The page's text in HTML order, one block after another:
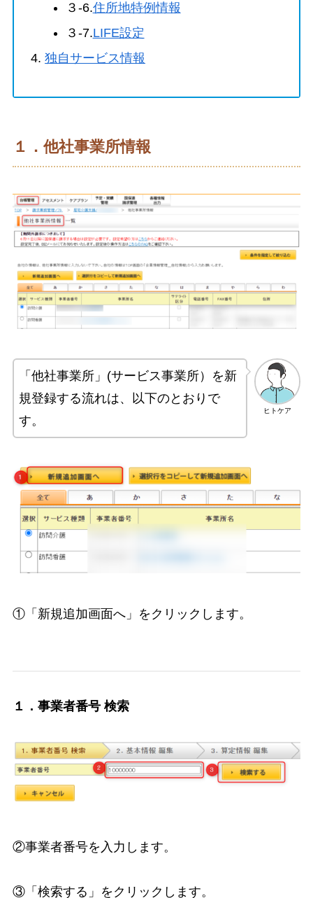
３‐6.住所地特例情報
３‐7.LIFE設定
独自サービス情報
１．他社事業所情報
ヒトケア
「他社事業所」(サービス事業所）を新
規登録する流れは、以下のとおりで
す。
①「新規追加画面へ」をクリックします。
１．事業者番号 検索
②事業者番号を入力します。
③「検索する」をクリックします。